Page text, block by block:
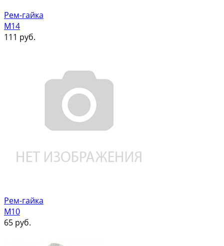
Рем-гайка
М14
111 руб.
Рем-гайка
М10
65 руб.